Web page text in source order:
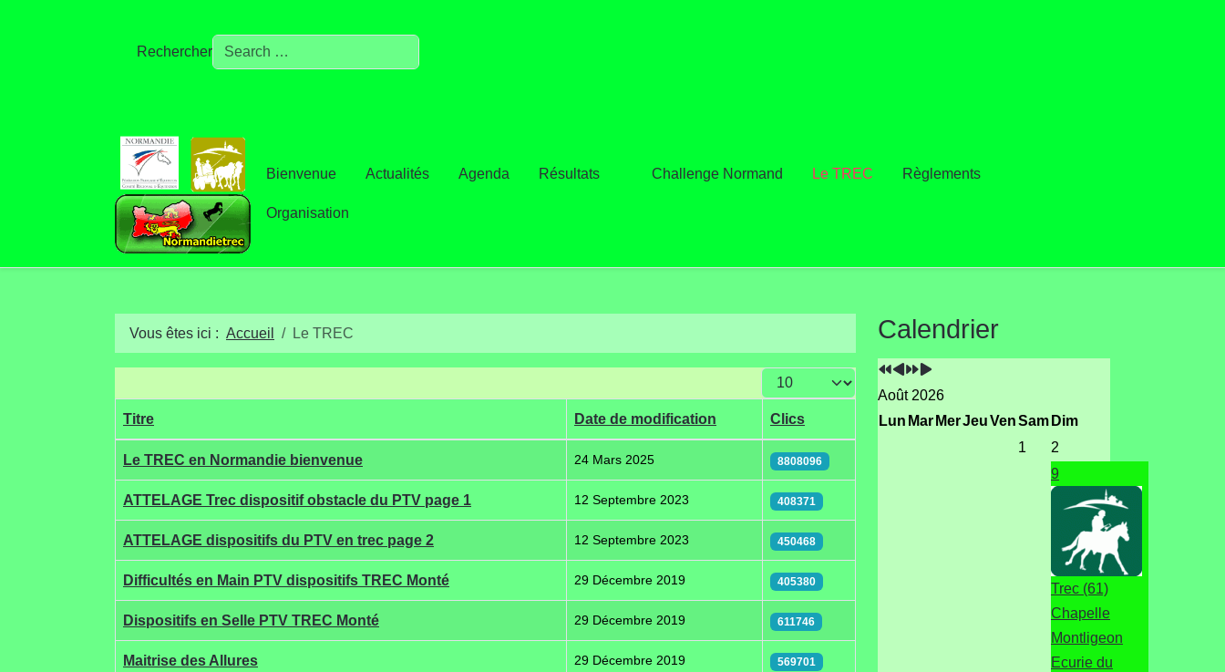
Rechercher
Bienvenue Actualités Agenda Résultats Challenge Normand Le TREC Règlements
Organisation
Vous êtes ici : Accueil Le TREC
Afficher #
Articles
Titre Date de modification Clics
Le TREC en Normandie bienvenue 24 Mars 2025 8808096
ATTELAGE Trec dispositif obstacle du PTV page 1 12 Septembre 2023 408371
ATTELAGE dispositifs du PTV en trec page 2 12 Septembre 2023 450468
Difficultés en Main PTV dispositifs TREC Monté 29 Décembre 2019 405380
Dispositifs en Selle PTV TREC Monté 29 Décembre 2019 611746
Maitrise des Allures 29 Décembre 2019 569701
Calendrier
Année
précédente
Mois
précédent
Année
suivante
suivant
Août 2026
Lun Mar MerJeuVenSam Dim
1
2
9
Trec (61)
Chapelle
Montligeon
Ecurie du